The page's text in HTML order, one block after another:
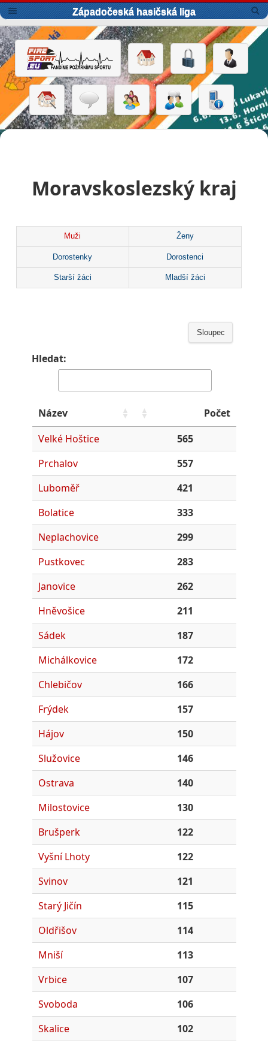
Západočeská hasičská liga
Moravskoslezský kraj
Muži Ženy
Dorostenky Dorostenci
Starší žáci Mladší žáci
Sloupec
Hledat:
Název
Počet
Velké Hoštice
565
Prchalov
557
Luboměř
421
Bolatice
333
Neplachovice
299
Pustkovec
283
Janovice
262
Hněvošice
211
Sádek
187
Michálkovice
172
Chlebičov
166
Frýdek
157
Hájov
150
Služovice
146
Ostrava
140
Milostovice
130
Brušperk
122
Vyšní Lhoty
122
Svinov
121
Starý Jičín
115
Oldřišov
114
Mniší
113
Vrbice
107
Svoboda
106
Skalice
102